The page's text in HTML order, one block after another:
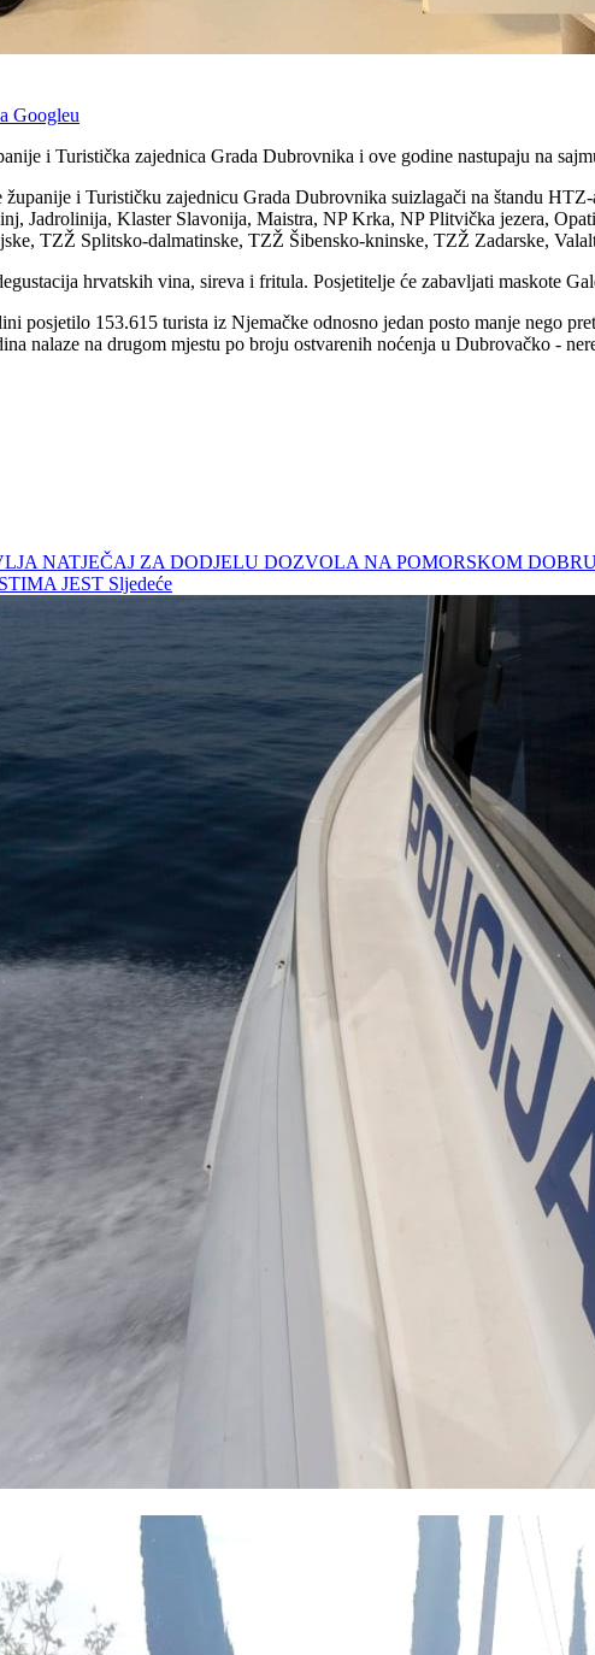
Googleu
i Turistička zajednica Grada Dubrovnika i ove godine nastupaju na
i Turističku zajednicu Grada Dubrovnika suizlagači na štandu
Jadrolinija, Klaster Slavonija, Maistra, NP Krka, NP Plitvička jezera,
TZŽ Splitsko-dalmatinske, TZŽ Šibensko-kninske, TZŽ Zadarske,
hrvatskih vina, sireva i fritula. Posjetitelje će zabavljati maskote
posjetilo 153.615 turista iz Njemačke odnosno jedan posto manje nego
nalaze na drugom mjestu po broju ostvarenih noćenja u Dubrovačko -
NATJEČAJ ZA DODJELU DOZVOLA NA POMORSKOM
JEST Sljedeće